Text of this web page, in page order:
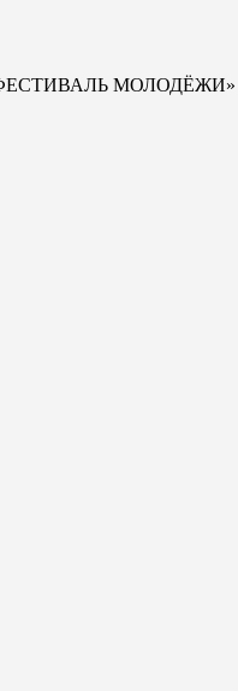
ФЕСТИВАЛЬ МОЛОДЁЖИ»